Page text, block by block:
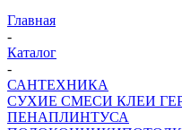
Главная
-
Каталог
-
САНТЕХНИКА
СУХИЕ СМЕСИ КЛЕИ
ПЕНАПЛИНТУСА